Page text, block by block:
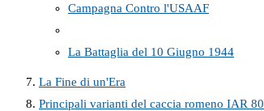
Campagna Contro l'USAAF
La Battaglia del 10 Giugno 1944
La Fine di un'Era
Principali varianti del caccia romeno IAR 80